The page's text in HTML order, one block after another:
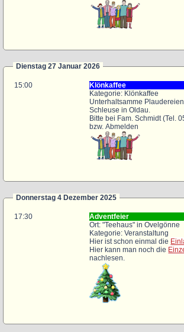
Dienstag 27 Januar 2026
15:00
Klönkaffee
Kategorie: Klönkaffee
Unterhaltsamme
Schleuse in Oldau.
Bitte bei Fam. Schmidt (Tel.
bzw. Abmelden
Donnerstag 4 Dezember 2025
17:30
Adventfeier
Ort: "Teehaus" in Ovelgönne
Kategorie: Veranstaltung
Hier ist schon einmal die
Hier kann man noch die
nachlesen.